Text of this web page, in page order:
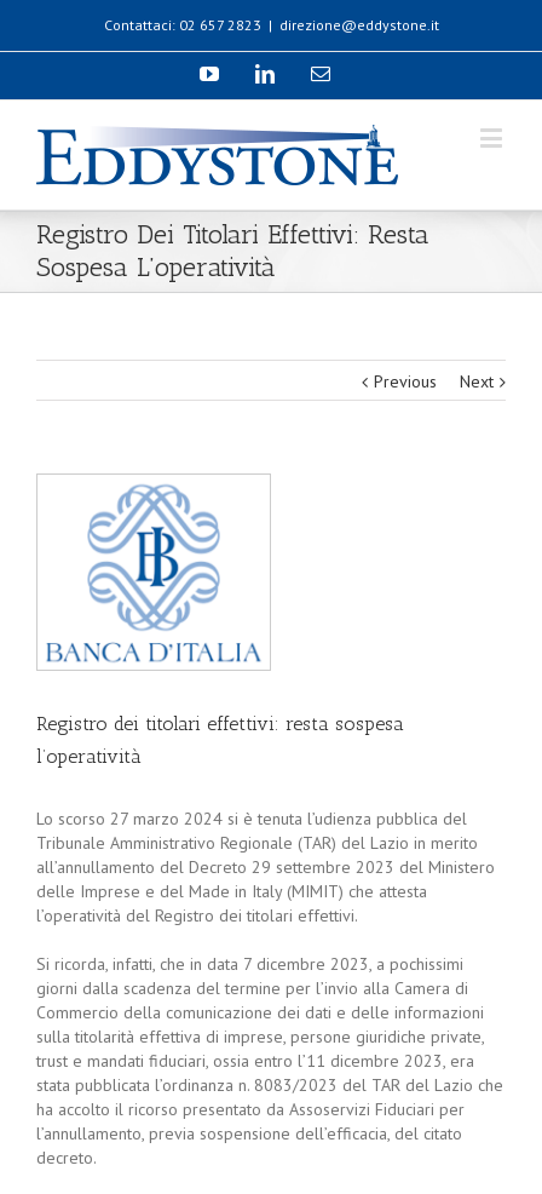
Contattaci: 02 657 2823 | direzione@eddystone.it
Registro Dei Titolari Effettivi: Resta
Sospesa L’operatività
Previous Next
Registro dei titolari effettivi: resta sospesa
l’operatività
Lo scorso 27 marzo 2024 si è tenuta l’udienza pubblica del
Tribunale Amministrativo Regionale (TAR) del Lazio in merito
all’annullamento del Decreto 29 settembre 2023 del Ministero
delle Imprese e del Made in Italy (MIMIT) che attesta
l’operatività del Registro dei titolari effettivi.
Si ricorda, infatti, che in data 7 dicembre 2023, a pochissimi
giorni dalla scadenza del termine per l’invio alla Camera di
Commercio della comunicazione dei dati e delle informazioni
sulla titolarità effettiva di imprese, persone giuridiche private,
trust e mandati fiduciari, ossia entro l’11 dicembre 2023, era
stata pubblicata l’ordinanza n. 8083/2023 del TAR del Lazio che
ha accolto il ricorso presentato da Assoservizi Fiduciari per
l’annullamento, previa sospensione dell’efficacia, del citato
decreto.